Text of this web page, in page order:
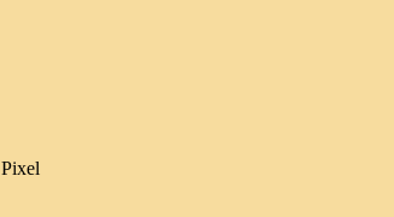
Pixel